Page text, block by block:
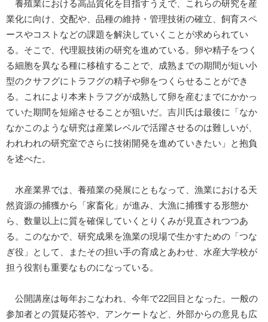
養殖業における高品質化を目指すうえで、これらの研究を産
業化に向け、交配や、品種の維持・管理技術の確立、飼育スペ
ースやコストなどの課題を解決していくことが求められてい
る。そこで、代理親技術の研究を進めている。卵や精子をつく
る細胞を異なる種に移植することで、成熟までの期間が短い小
型のクサフグにトラフグの精子や卵をつくらせることができ
る。これにより本来トラフグが成熟して卵を産むまでにかかっ
ていた期間を短縮させることが狙いだ。吉川氏は最後に「なか
なかこのような研究は産業レベルで活躍させるのは難しいが、
われわれの研究室でさらに技術開発を進めていきたい」と抱負
を述べた。
水産業界では、養殖業の発展にともなって、漁業における天
然資源の捕獲から「家畜化」が進み、大漁に捕獲する形態か
ら、数量以上に質を確保していくとりくみが見直されつつあ
る。このなかで、研究成果を漁業の現場で生かすための「つな
ぎ役」として、またその担い手の育成とあわせ、水産大学校が
担う役割も重要なものになっている。
公開講座は毎年おこなわれ、今年で22回目となった。一般の
参加者との質疑応答や、アンケートなど、外部からの意見も広